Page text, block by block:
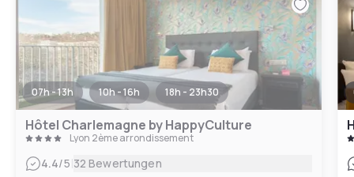
07h - 13h 10h - 16h 18h - 23h30
Hôtel Charlemagne by HappyCulture
Lyon 2ème arrondissement
4.4/5|32 Bewertungen